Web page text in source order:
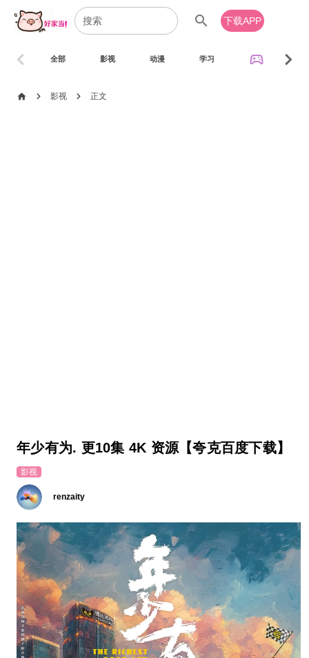
search 下载APP
全部 影视 动漫 学习 sports_esports
chevron_left chevron_right
home chevron_right 影视 chevron_right 正文
年少有为. 更10集 4K 资源【夸克百度下载】
影视
renzaity